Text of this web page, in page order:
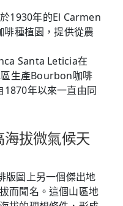
1930年的El Carmen
種植園，提供從農
Santa Leticia在
生產Bourbon咖啡
1870年以來一直由同
拔微氣候天
版圖上另一個傑出地
而聞名。這個山區地